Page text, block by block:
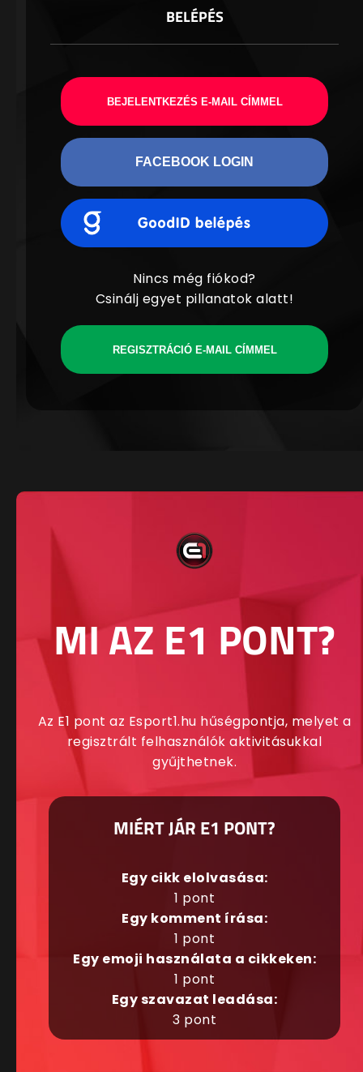
BELÉPÉS
BEJELENTKEZÉS E-MAIL CÍMMEL
FACEBOOK LOGIN
Nincs még fiókod?
Csinálj egyet pillanatok alatt!
REGISZTRÁCIÓ E-MAIL CÍMMEL
MI AZ E1 PONT?
Az E1 pont az Esport1.hu hűségpontja, melyet a
regisztrált felhasználók aktivitásukkal
gyűjthetnek.
MIÉRT JÁR E1 PONT?
Egy cikk elolvasása:
1 pont
Egy komment írása:
1 pont
Egy emoji használata a cikkeken:
1 pont
Egy szavazat leadása:
3 pont